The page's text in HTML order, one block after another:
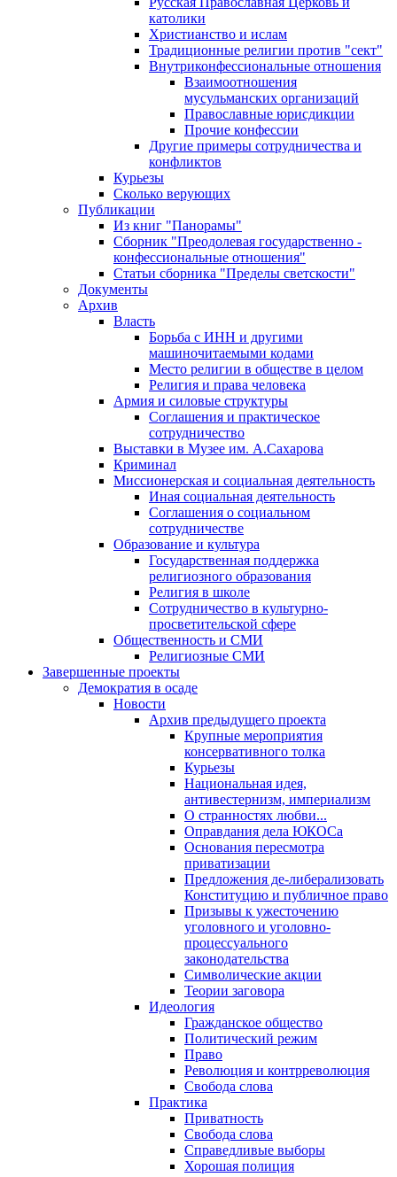
католики
Христианство и ислам
Традиционные религии против "сект"
Внутриконфессиональные отношения
Взаимоотношения
мусульманских организаций
Православные юрисдикции
Прочие конфессии
Другие примеры сотрудничества и
конфликтов
Курьезы
Сколько верующих
Публикации
Из книг "Панорамы"
Сборник "Преодолевая государственно -
конфессиональные отношения"
Статьи сборника "Пределы светскости"
Документы
Архив
Власть
Борьба с ИНН и другими
машиночитаемыми кодами
Место религии в обществе в целом
Религия и права человека
Армия и силовые структуры
Соглашения и практическое
сотрудничество
Выставки в Музее им. А.Сахарова
Криминал
Миссионерская и социальная деятельность
Иная социальная деятельность
Соглашения о социальном
сотрудничестве
Образование и культура
Государственная поддержка
религиозного образования
Религия в школе
Сотрудничество в культурно-
просветительской сфере
Общественность и СМИ
Религиозные СМИ
Завершенные проекты
Демократия в осаде
Новости
Архив предыдущего проекта
Крупные мероприятия
консервативного толка
Курьезы
Национальная идея,
антивестернизм, империализм
О странностях любви...
Оправдания дела ЮКОСа
Основания пересмотра
приватизации
Предложения де-либерализовать
Конституцию и публичное право
Призывы к ужесточению
уголовного и уголовно-
процессуального
законодательства
Символические акции
Теории заговора
Идеология
Гражданское общество
Политический режим
Право
Революция и контрреволюция
Свобода слова
Практика
Приватность
Свобода слова
Справедливые выборы
Хорошая полиция